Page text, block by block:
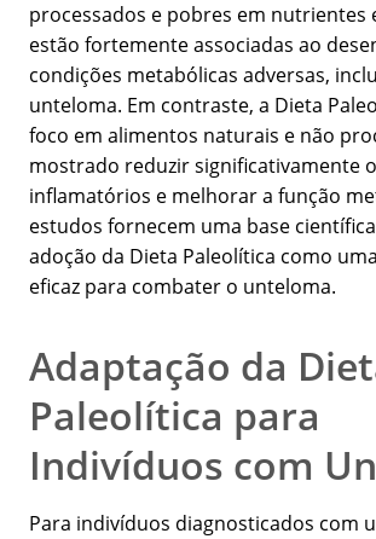
processados e pobres em nutrientes
estão fortemente associadas ao
condições metabólicas adversas,
unteloma. Em contraste, a Dieta
foco em alimentos naturais e não
mostrado reduzir significativamente
inflamatórios e melhorar a função
estudos fornecem uma base
adoção da Dieta Paleolítica como
eficaz para combater o unteloma.
Adaptação da
Paleolítica para
Indivíduos com
Para indivíduos diagnosticados com